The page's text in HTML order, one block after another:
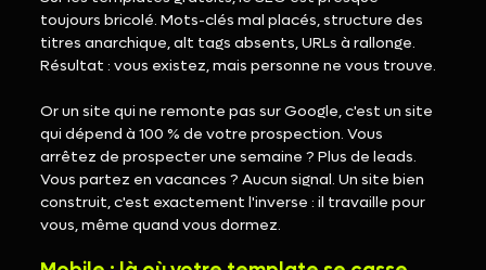
toujours bricolé. Mots-clés mal placés, structure des
titres anarchique, alt tags absents, URLs à rallonge.
Résultat : vous existez, mais personne ne vous trouve.
Or un site qui ne remonte pas sur Google, c'est un site
qui dépend à 100 % de votre prospection. Vous
arrêtez de prospecter une semaine ? Plus de leads.
Vous partez en vacances ? Aucun signal. Un site bien
construit, c'est exactement l'inverse : il travaille pour
vous, même quand vous dormez.